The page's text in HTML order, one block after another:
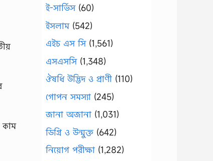
ই-সার্ভিস(60)
ইসলাম(542)
এইচ এস সি(1,561)
এসএসসি(1,348)
ঔষধি উদ্ভিদ ও প্রাণী (110)
গোপন সমস্যা (245)
জানা অজানা (1,031)
ডিগ্রি ও উন্মুক্ত (642)
নিয়োগ পরীক্ষা (1,282)